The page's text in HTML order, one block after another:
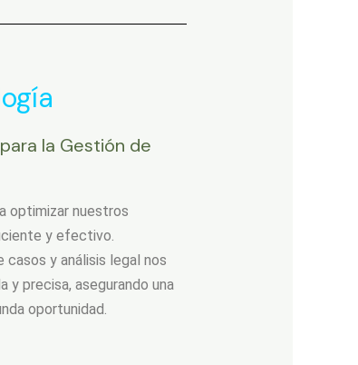
la Gestión de
optimizar nuestros
y efectivo.
casos y análisis legal nos
y precisa, asegurando una
oportunidad.